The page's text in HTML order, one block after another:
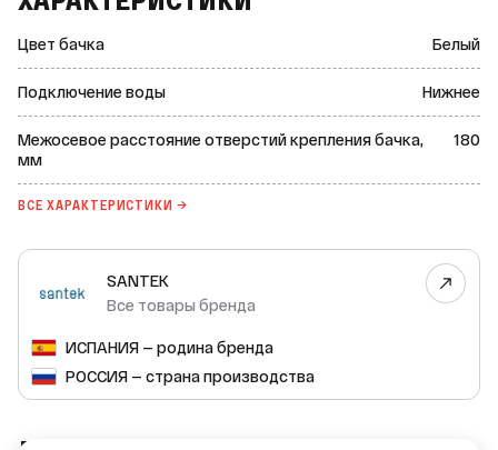
Цвет бачка Белый
Подключение воды Нижнее
Межосевое расстояние отверстий крепления бачка,
мм
180
ВСЕ ХАРАКТЕРИСТИКИ →
SANTEK
Все товары бренда
ИСПАНИЯ — родина бренда
РОССИЯ — страна производства